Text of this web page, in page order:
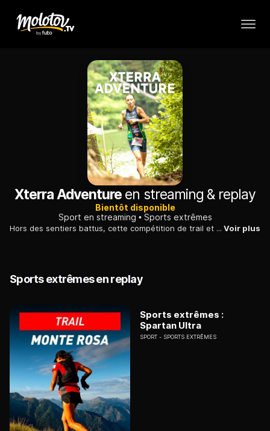
Xterra Adventure en streaming & replay
Bientôt disponible
Sport en streaming
Sports extrêmes
Hors des sentiers battus, cette compétition de trail et de triathlon hors du commun réunit des sportifs qui s'affrontent lors d'épreuves de natation, de cyclisme et de course à pied. Voir plus
Sports extrêmes en replay
Sports extrêmes :
Spartan Ultra
SPORT SPORTS EXTRÊMES